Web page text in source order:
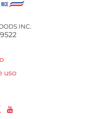
INC.
uso